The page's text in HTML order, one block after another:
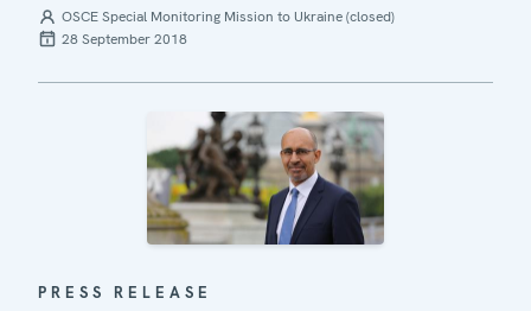
OSCE Special Monitoring Mission to Ukraine (closed)
28 September 2018
PRESS RELEASE